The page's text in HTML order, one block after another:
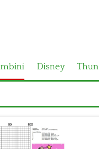
Disney Thun